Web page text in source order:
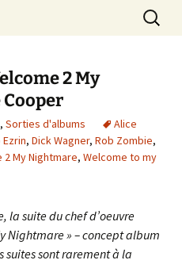
du rock ·
2 My
, Sorties d'albums
Alice
, Dick Wagner, Rob Zombie,
2 My Nightmare, Welcome to my
la suite du chef d’oeuvre
Nightmare » – concept album
suites sont rarement à la